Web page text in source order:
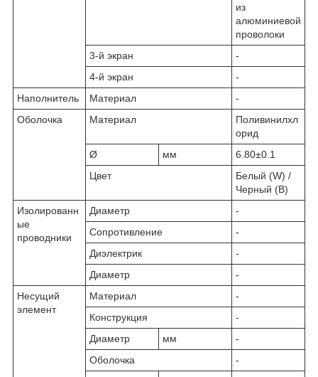
из
алюминиевой
проволоки
3-й экран
-
4-й экран
-
Наполнитель
Материал
-
Оболочка
Материал
Поливинилхл
орид
Ø
мм
6.80±0.1
Цвет
Белый (W) /
Черный (B)
Изолированн
ые
проводники
Диаметр
-
Сопротивление
-
Диэлектрик
-
Диаметр
-
Несущий
элемент
Материал
-
Конструкция
-
Диаметр
мм
-
Оболочка
-